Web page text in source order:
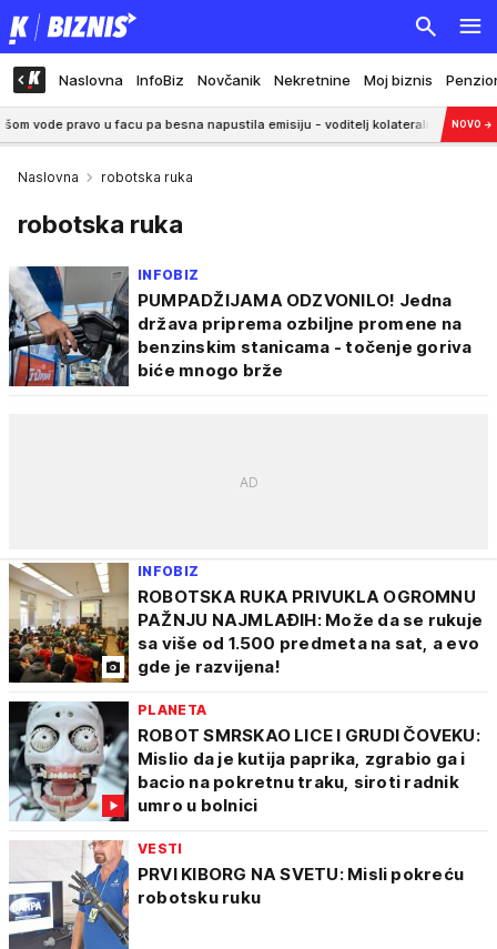
Naslovna InfoBiz Novčanik Nekretnine Moj biznis
vode pravo u facu pa besna napustila emisiju - voditelj kolateralna šteta NOVO →
Naslovna robotska ruka
robotska ruka
INFOBIZ
PUMPADŽIJAMA ODZVONILO! Jedna
država priprema ozbiljne promene na
benzinskim stanicama - točenje goriva
biće mnogo brže
INFOBIZ
ROBOTSKA RUKA PRIVUKLA OGROMNU
PAŽNJU NAJMLAĐIH: Može da se rukuje
sa više od 1.500 predmeta na sat, a evo
gde je razvijena!
PLANETA
ROBOT SMRSKAO LICE I GRUDI ČOVEKU:
Mislio da je kutija paprika, zgrabio ga i
bacio na pokretnu traku, siroti radnik
umro u bolnici
VESTI
PRVI KIBORG NA SVETU: Misli pokreću
robotsku ruku